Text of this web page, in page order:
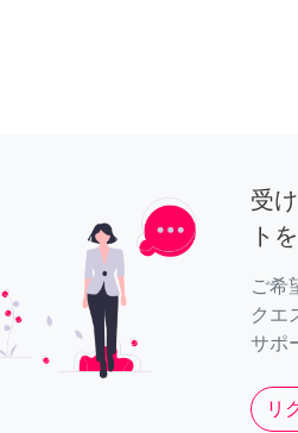
受
ト
ご希
クエ
サポ
リ